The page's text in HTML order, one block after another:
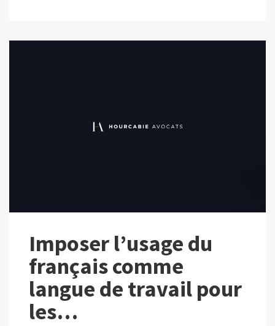
Imposer l’usage du
français comme
langue de travail pour
les…